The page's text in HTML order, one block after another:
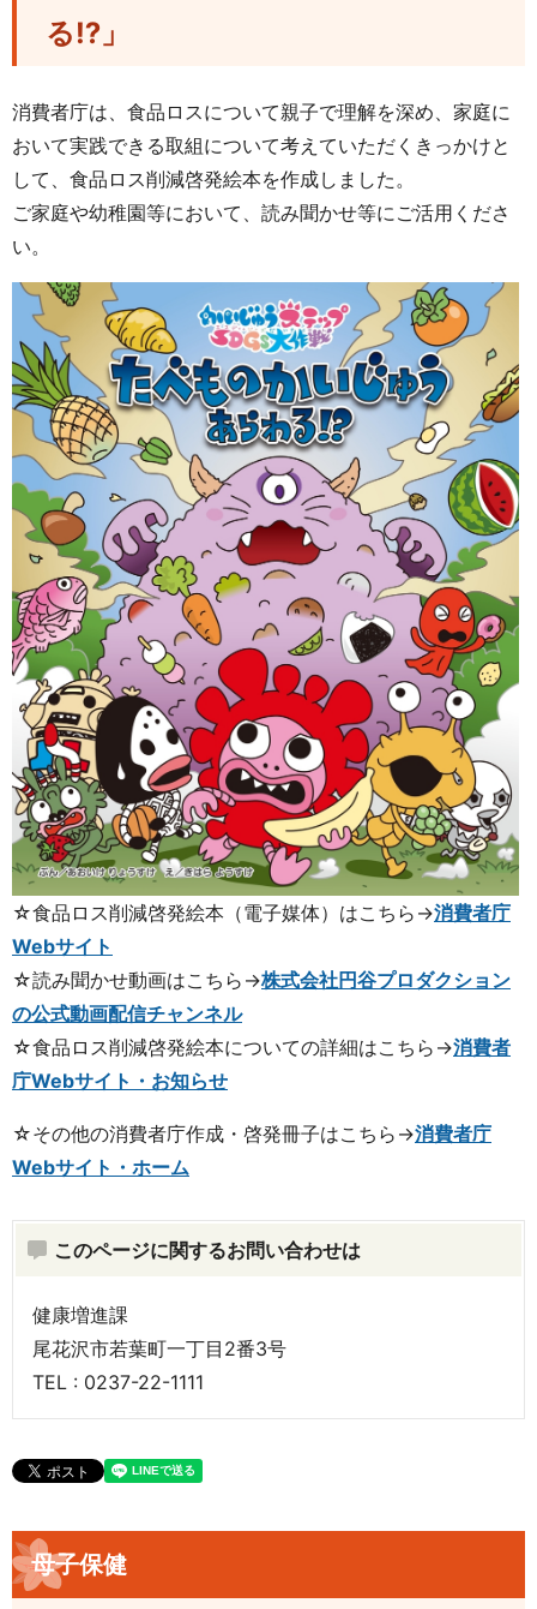
る⁉」
消費者庁は、食品ロスについて親子で理解を深め、家庭に
おいて実践できる取組について考えていただくきっかけと
して、食品ロス削減啓発絵本を作成しました。
ご家庭や幼稚園等において、読み聞かせ等にご活用くださ
い。
☆食品ロス削減啓発絵本（電子媒体）はこちら→消費者庁
Webサイト
☆読み聞かせ動画はこちら→株式会社円谷プロダクション
の公式動画配信チャンネル
☆食品ロス削減啓発絵本についての詳細はこちら→消費者
庁Webサイト・お知らせ
☆その他の消費者庁作成・啓発冊子はこちら→消費者庁
Webサイト・ホーム
このページに関するお問い合わせは
健康増進課
尾花沢市若葉町一丁目2番3号
TEL : 0237-22-1111
母子保健